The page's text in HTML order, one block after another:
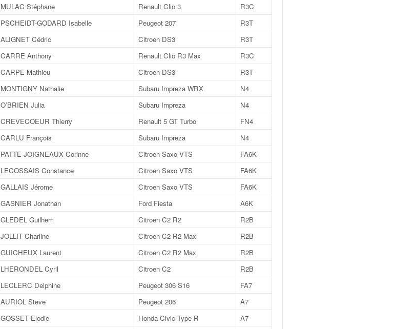
MULAC Stéphane Renault Clio 3
R3C
PSCHEIDT-GODARD Isabelle Peugeot 207
R3T
ALIGNET Cédric Citroen DS3
R3T
CARRE Anthony Renault Clio R3 Max
R3C
CARPE Mathieu Citroen DS3
R3T
MONTIGNY Nathalie Subaru Impreza WRX
N4
O’BRIEN Julia Subaru Impreza
N4
CREVECOEUR Thierry Renault 5 GT Turbo
FN4
CARLU François Subaru Impreza
N4
PATTE-JOIGNEAUX Corinne Citroen Saxo VTS
FA6K
LECOSSAIS Constance Citroen Saxo VTS
FA6K
GALLAIS Jérome Citroen Saxo VTS
FA6K
GASNIER Jonathan Ford Fiesta
A6K
GLEDEL Guilhem Citroen C2 R2
R2B
JOLLIT Charline Citroen C2 R2 Max
R2B
GUICHEUX Laurent Citroen C2 R2 Max
R2B
LHERONDEL Cyril Citroen C2
R2B
LECLERC Delphine Peugeot 306 S16
FA7
AURIOL Steve Peugeot 206
A7
GOSSET Elodie Honda Civic Type R
A7